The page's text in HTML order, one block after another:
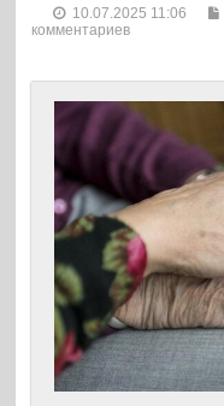
10.07.2025 11:06
комментариев